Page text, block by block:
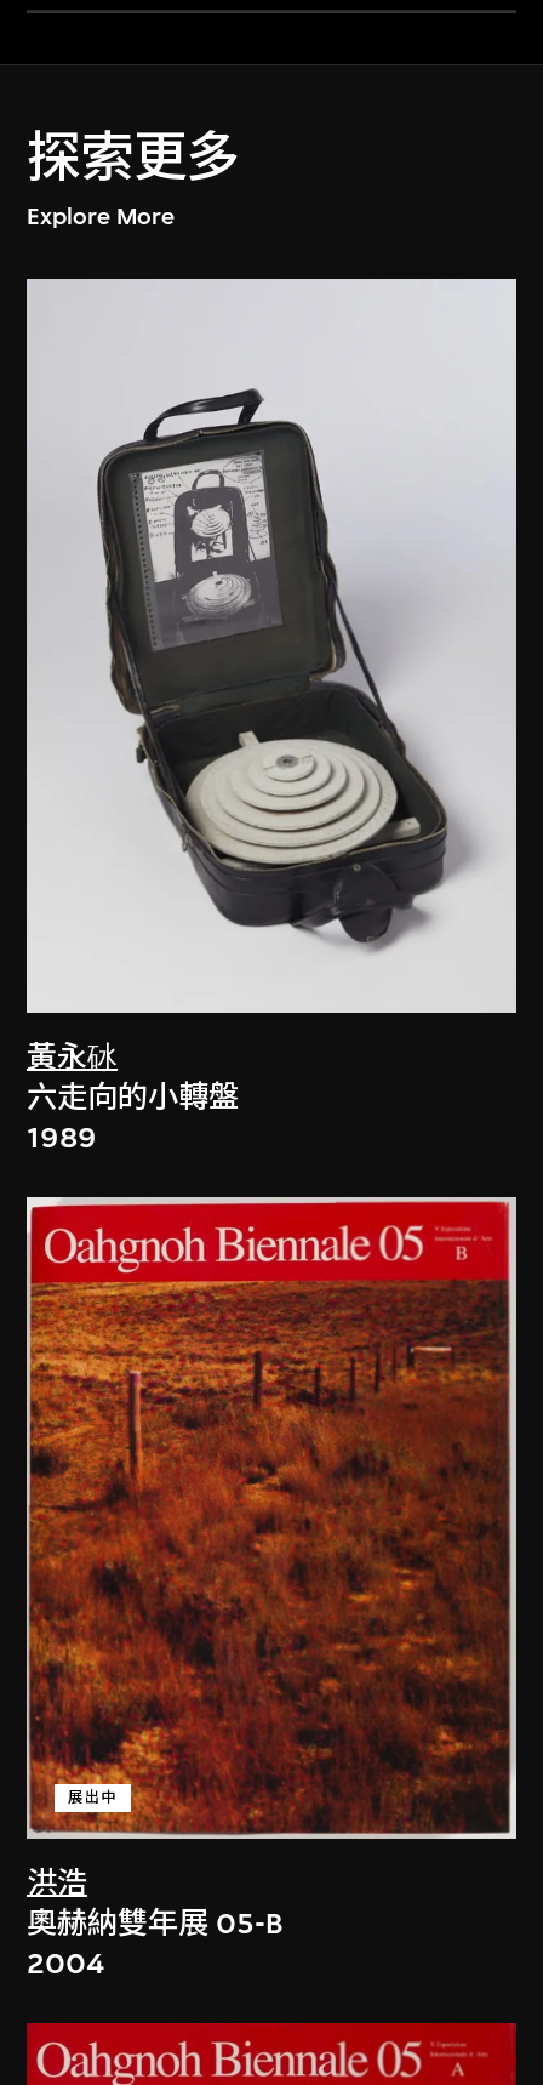
探索更多
Explore More
黃永砅
六走向的小轉盤
1989
洪浩
展出中
奧赫納雙年展 05-B
2004